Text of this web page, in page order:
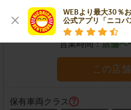
WEBより最大30％お
公式アプリ「ニコパ
住所： 福岡市博多区博多
営業時間：店舗ペ
この店
保有車両クラス